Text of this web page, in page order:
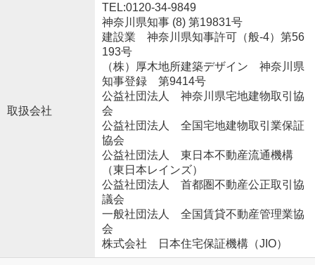
取扱会社
TEL:0120-34-9849
神奈川県知事 (8) 第19831号
建設業 神奈川県知事許可（般-4）第56
193号
（株）厚木地所建築デザイン 神奈川県
知事登録 第9414号
公益社団法人 神奈川県宅地建物取引協
会
公益社団法人 全国宅地建物取引業保証
協会
公益社団法人 東日本不動産流通機構
（東日本レインズ）
公益社団法人 首都圏不動産公正取引協
議会
一般社団法人 全国賃貸不動産管理業協
会
株式会社 日本住宅保証機構（JIO）